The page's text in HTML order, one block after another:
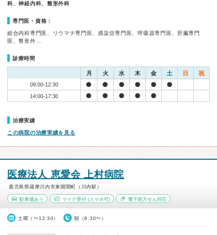
科、神経内科、整形外科
専門医・資格：
総合内科専門医、リウマチ専門医、感染症専門医、呼吸器専門医、肝臓専門
医、整形外…
診療時間
月 火 水 木 金 土 日 祝
09:00-12:30
14:00-17:30
治療実績
この病院の治療実績を見る
医療法人 恵愛会 上村病院
鹿児島県薩摩川内市東開聞町（川内駅）
駐車場あり マイナ受付(スマホ可) 電子処方せん対応
土曜（〜12:30） 朝（8:30〜）